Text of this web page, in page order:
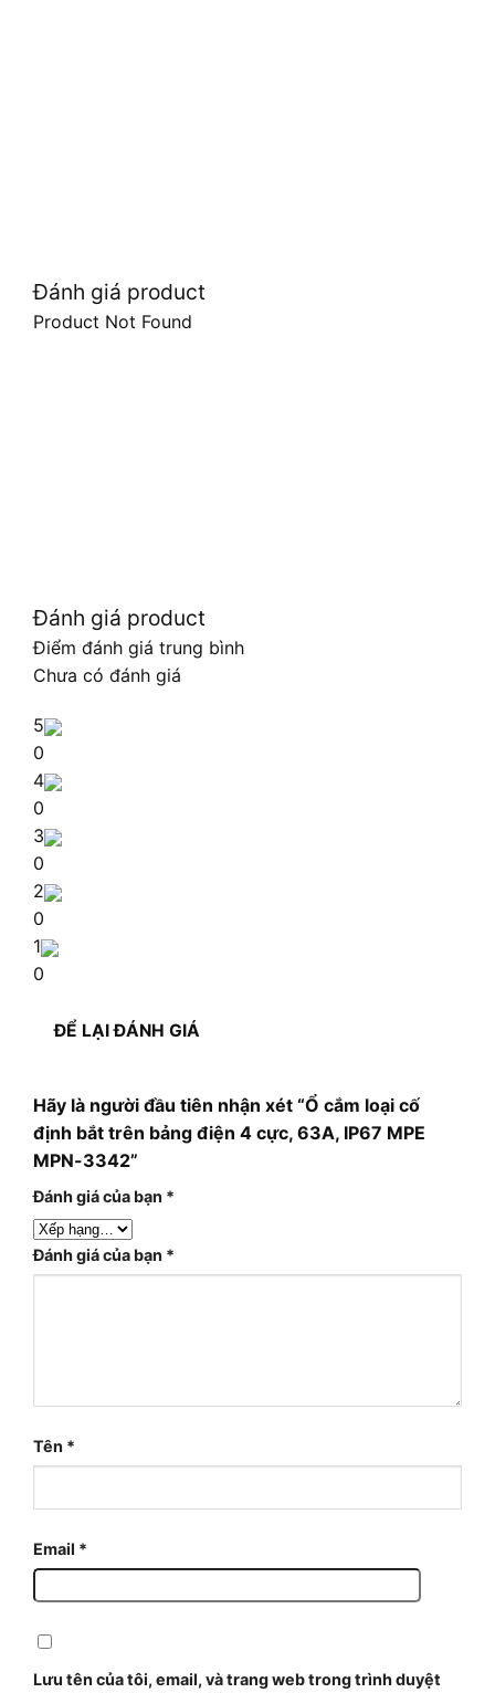
Đánh giá product
Product Not Found
Đánh giá product
Điểm đánh giá trung bình
Chưa có đánh giá
5
0
4
0
3
0
2
0
1
0
ĐỂ LẠI ĐÁNH GIÁ
Hãy là người đầu tiên nhận xét “Ổ cắm loại cố
định bắt trên bảng điện 4 cực, 63A, IP67 MPE
MPN-3342”
Đánh giá của bạn *
Đánh giá của bạn *
Tên *
Email *
Lưu tên của tôi, email, và trang web trong trình duyệt